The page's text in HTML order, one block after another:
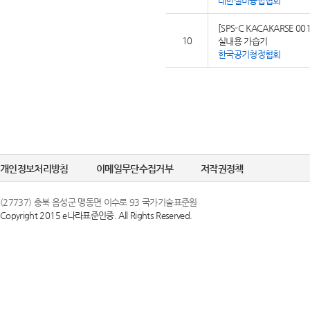
10
[SPS-C KACAKARSE
실내용 가습기
한국공기청정협회
개인정보처리방침 이메일무단수집거부 저작권정책
(27737) 충북 음성군 맹동면 이수로 93 국가기술표준원
Copyright 2015 e나라표준인증. All Rights Reserved.